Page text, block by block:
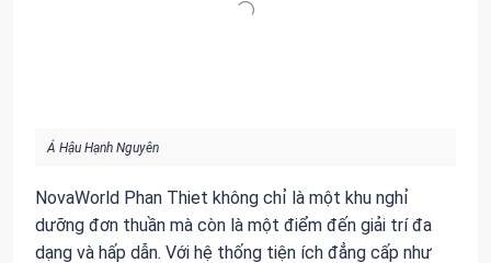
Á Hậu Hạnh Nguyên
NovaWorld Phan Thiet không chỉ là một khu nghỉ
dưỡng đơn thuần mà còn là một điểm đến giải trí đa
dạng và hấp dẫn. Với hệ thống tiện ích đẳng cấp như